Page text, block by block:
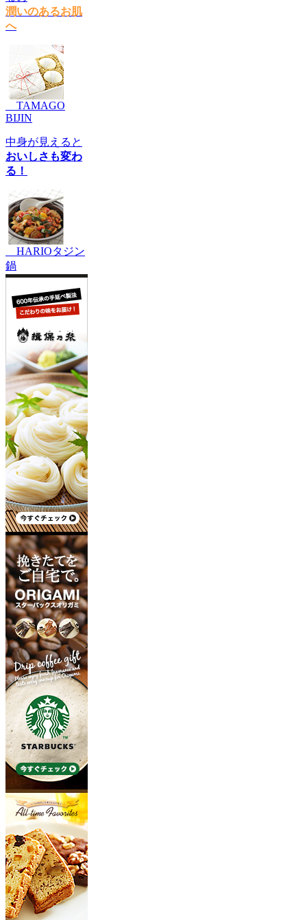
潤いのあるお肌
へ
TAMAGO
BIJIN
中身が見えると
おいしさも変わ
る！
HARIOタジン
鍋